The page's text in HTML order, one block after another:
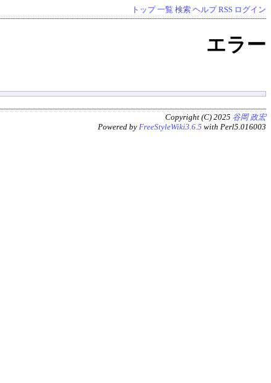
トップ 一覧 検索 ヘルプ RSS ログイン
エラー
Copyright (C) 2025 谷岡 政宏
Powered by FreeStyleWiki3.6.5 with Perl5.016003